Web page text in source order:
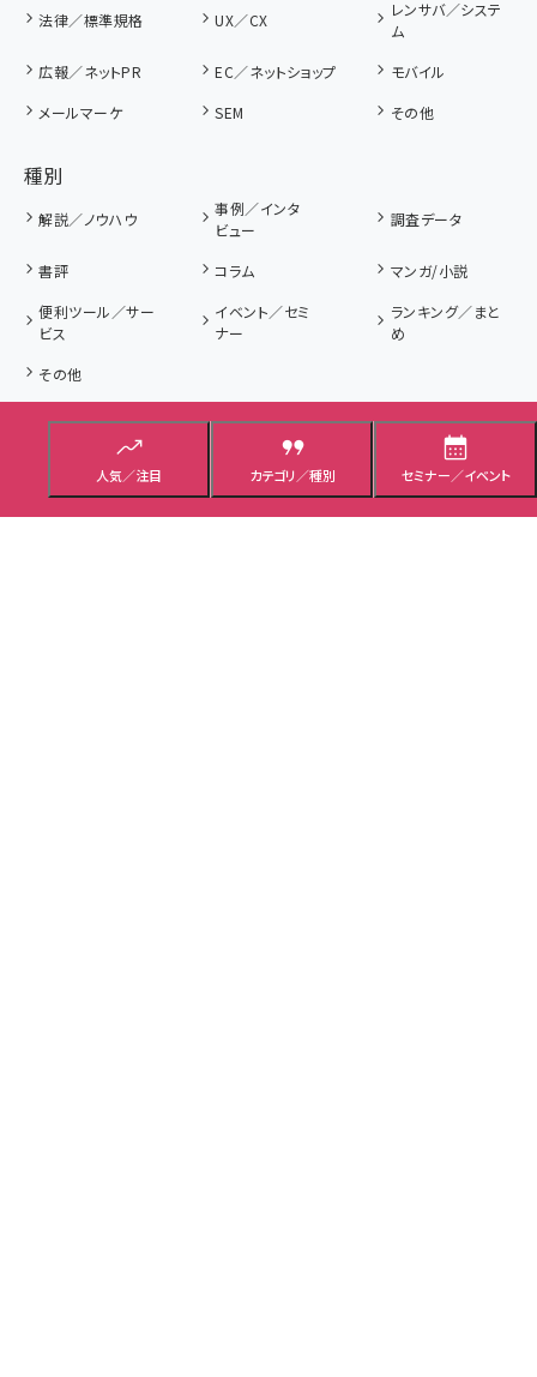
人気／注目 カテゴリ／種別 セミナー／イベント
法律／標準規格 UX／CX
レンサバ／システ
ム
広報／ネットPR
EC／ネットショップ
モバイル
メールマーケ
SEM その他
種別
解説／ノウハウ
事例／インタ
ビュー
調査データ
書評 コラム
マンガ/小説
便利ツール／サー
ビス
イベント／セミ
ナー
ランキング／まと
め
その他
ニュース記事
プレゼント／応募